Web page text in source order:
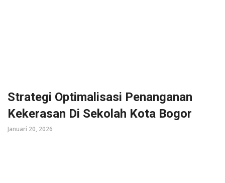
Strategi Optimalisasi Penanganan
Kekerasan Di Sekolah Kota Bogor
Januari 20, 2026